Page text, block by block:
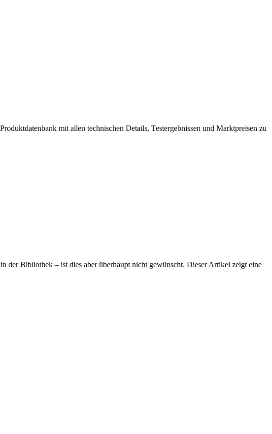
mit allen technischen Details, Testergebnissen und Marktpreisen zu
der Bibliothek – ist dies aber überhaupt nicht gewünscht. Dieser Artikel zeigt eine